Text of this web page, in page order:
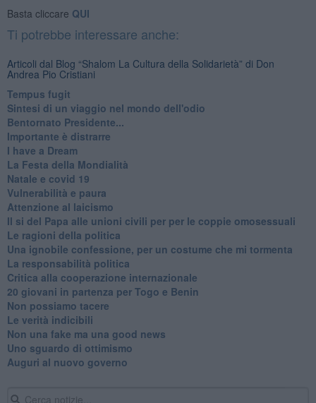
Basta cliccare QUI
Ti potrebbe interessare anche:
Articoli dal Blog “Shalom La Cultura della Solidarietà” di Don
Andrea Pio Cristiani
​Tempus fugit
​Sintesi di un viaggio nel mondo dell'odio
Bentornato Presidente...
Importante è distrarre
​I have a Dream
La Festa della Mondialità
Natale e covid 19
Vulnerabilità e paura
Attenzione al laicismo
Il si del Papa alle unioni civili per per le coppie omosessuali
Le ragioni della politica
​Una ignobile confessione, per un costume che mi tormenta
La responsabilità politica
Critica alla cooperazione internazionale
20 giovani in partenza per Togo e Benin
​Non possiamo tacere
​Le verità indicibili
Non una fake ma una good news
Uno sguardo di ottimismo
Auguri al nuovo governo